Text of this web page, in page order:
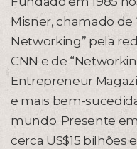
Misner, chamado de
Networking” pela
CNN e de
Entrepreneur
e mais bem-
mundo. Presente
cerca US$15 bilhões